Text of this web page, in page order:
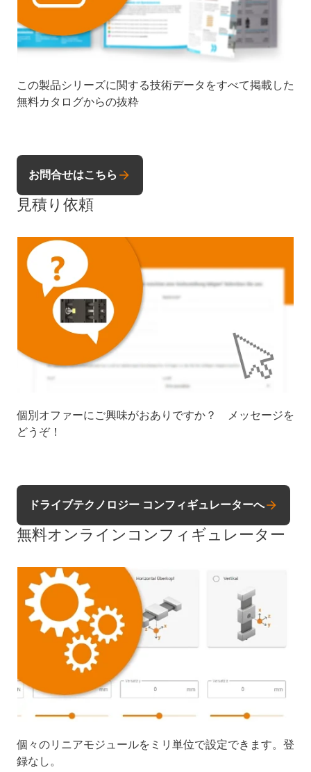
この製品シリーズに関する技術データをすべて掲載した
無料カタログからの抜粋
見積り依頼
個別オファーにご興味がおありですか？ メッセージを
どうぞ！
お問合せはこちら
無料オンラインコンフィギュレーター
個々のリニアモジュールをミリ単位で設定できます。登
録なし。
ドライブテクノロジー コンフィギュレーターへ